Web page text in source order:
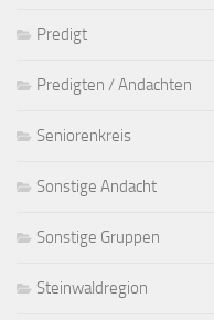
Predigt
Predigten / Andachten
Seniorenkreis
Sonstige Andacht
Sonstige Gruppen
Steinwaldregion